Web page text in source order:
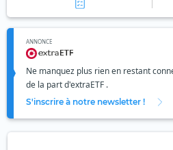
ANNONCE
Ne manquez plus rien en restant
de la part d'extraETF .
S'inscrire à notre newsletter !